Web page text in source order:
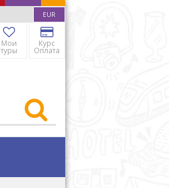
EUR
Мои
туры
Курс
Оплата